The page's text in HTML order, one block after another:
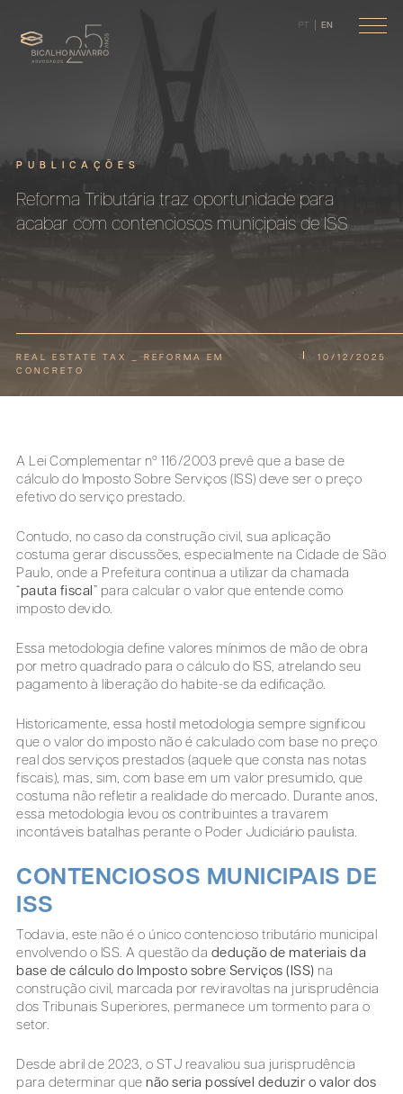
PT EN
PUBLICAÇÕES
Reforma Tributária traz oportunidade para
acabar com contenciosos municipais de ISS
REAL ESTATE TAX _ REFORMA EM
CONCRETO
10/12/2025
A Lei Complementar nº 116/2003 prevê que a base de
cálculo do Imposto Sobre Serviços (ISS) deve ser o preço
efetivo do serviço prestado.
Contudo, no caso da construção civil, sua aplicação
costuma gerar discussões, especialmente na Cidade de São
Paulo, onde a Prefeitura continua a utilizar da chamada
pauta fiscal ” para calcular o valor que entende como
imposto devido.
Essa metodologia define valores mínimos de mão de obra
por metro quadrado para o cálculo do ISS, atrelando seu
pagamento à liberação do habite-se da edificação.
Historicamente, essa hostil metodologia sempre significou
que o valor do imposto não é calculado com base no preço
real dos serviços prestados (aquele que consta nas notas
fiscais), mas, sim, com base em um valor presumido, que
costuma não refletir a realidade do mercado. Durante anos,
essa metodologia levou os contribuintes a travarem
incontáveis batalhas perante o Poder Judiciário paulista.
CONTENCIOSOS MUNICIPAIS DE
ISS
Todavia, este não é o único contencioso tributário municipal
envolvendo o ISS. A questão da dedução de materiais da
base de cálculo do Imposto sobre Serviços (ISS) na
construção civil, marcada por reviravoltas na jurisprudência
dos Tribunais Superiores, permanece um tormento para o
setor.
Desde abril de 2023, o STJ reavaliou sua jurisprudência
para determinar que não seria possível deduzir o valor dos